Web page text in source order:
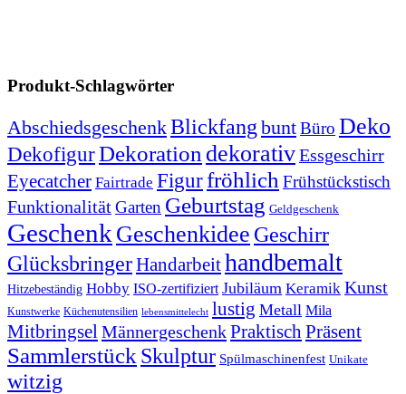
Produkt-Schlagwörter
AbschiedsgeschenkBlickfang buntBüro Deko
DekofigurDekoration dekorativEssgeschirr
Eyecatcher Fairtrade Figurfröhlich Frühstückstisch
FunktionalitätGarten Geburtstag Geldgeschenk
Geschenk Geschenkidee Geschirr
GlücksbringerHandarbeithandbemalt
Hitzebeständig Hobby ISO-zertifiziert Jubiläum Keramik Kunst
Kunstwerke Küchenutensilien lebensmittelecht lustig Metall Mila
MitbringselMännergeschenkPraktischPräsent
Sammlerstück Skulptur Spülmaschinenfest Unikate
witzig